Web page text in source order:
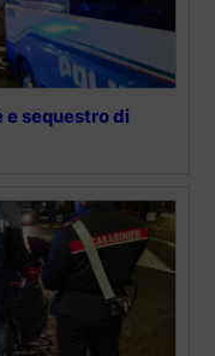
sequestro di